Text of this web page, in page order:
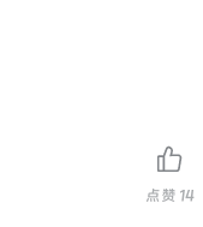
点赞 14